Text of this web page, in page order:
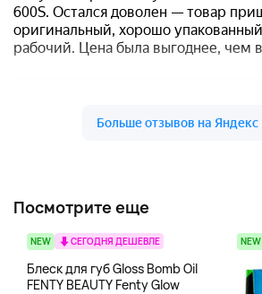
Посмотрите еще
NEW СЕГОДНЯ ДЕШЕВЛЕ
Блеск для губ Gloss Bomb Oil
FENTY BEAUTY Fenty Glow
NEW